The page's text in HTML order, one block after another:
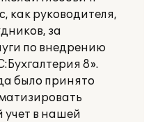
как руководителя,
за
по внедрению
8».
было принято
учет в нашей